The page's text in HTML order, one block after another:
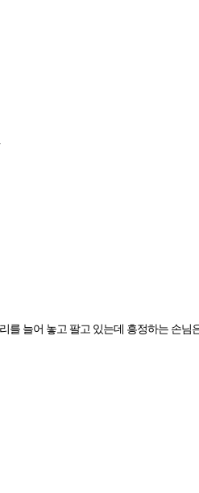
를 늘어 놓고 팔고 있는데 흥정하는 손님